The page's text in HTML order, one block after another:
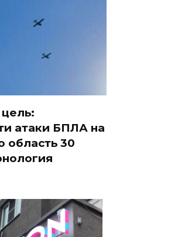
цель:
атаки БПЛА на
область 30